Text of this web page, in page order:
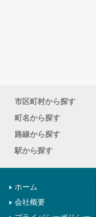
市区町村から探す
町名から探す
路線から探す
駅から探す
ホーム
会社概要